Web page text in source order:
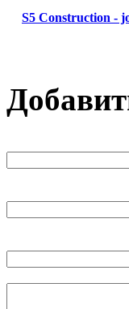
S5 Construction -